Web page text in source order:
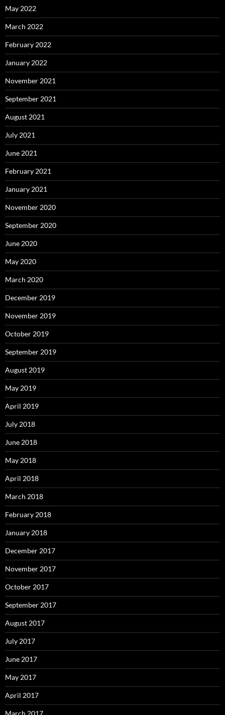
May 2022
March 2022
February 2022
January 2022
November 2021
September 2021
August 2021
July 2021
June 2021
February 2021
January 2021
November 2020
September 2020
June 2020
May 2020
March 2020
December 2019
November 2019
October 2019
September 2019
August 2019
May 2019
April 2019
July 2018
June 2018
May 2018
April 2018
March 2018
February 2018
January 2018
December 2017
November 2017
October 2017
September 2017
August 2017
July 2017
June 2017
May 2017
April 2017
March 2017